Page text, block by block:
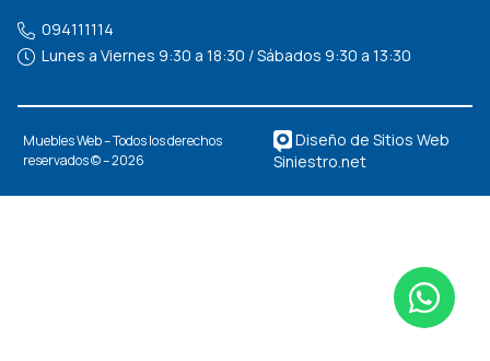
094111114
Lunes a Viernes 9:30 a 18:30 / Sábados 9:30 a 13:30
Muebles Web – Todos los derechos
reservados © – 2026
Diseño de Sitios Web
Siniestro.net